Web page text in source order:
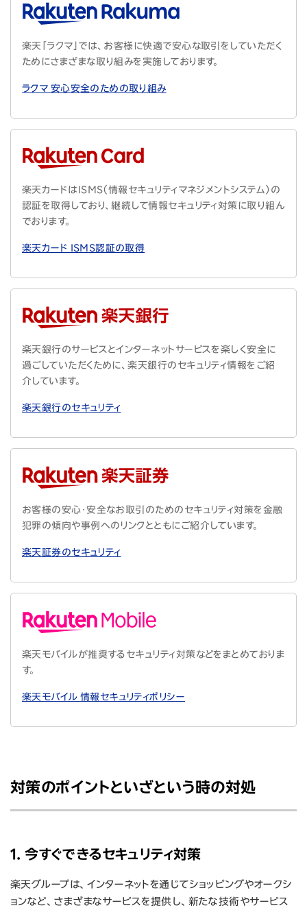
楽天「ラクマ」では、お客様に快適で安心な取引をしていただく
ためにさまざまな取り組みを実施しております。
ラクマ 安心安全のための取り組み
楽天カードはISMS（情報セキュリティマネジメントシステム）の
認証を取得しており、継続して情報セキュリティ対策に取り組ん
でおります。
楽天カード ISMS認証の取得
楽天銀行のサービスとインターネットサービスを楽しく安全に
過ごしていただくために、楽天銀行のセキュリティ情報をご紹
介しています。
楽天銀行のセキュリティ
お客様の安心・安全なお取引のためのセキュリティ対策を金融
犯罪の傾向や事例へのリンクとともにご紹介しています。
楽天証券のセキュリティ
楽天モバイルが推奨するセキュリティ対策などをまとめておりま
す。
楽天モバイル 情報セキュリティポリシー
対策のポイントといざという時の対処
1. 今すぐできるセキュリティ対策
楽天グループは、インターネットを通じてショッピングやオークシ
ョンなど、さまざまなサービスを提供し、新たな技術やサービス